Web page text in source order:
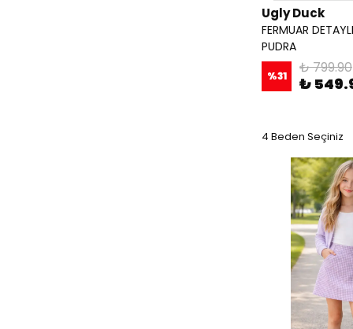
Ugly Duck
FERMUAR
PUDRA
%31 ₺ 799.90
₺
4 Beden Seçiniz